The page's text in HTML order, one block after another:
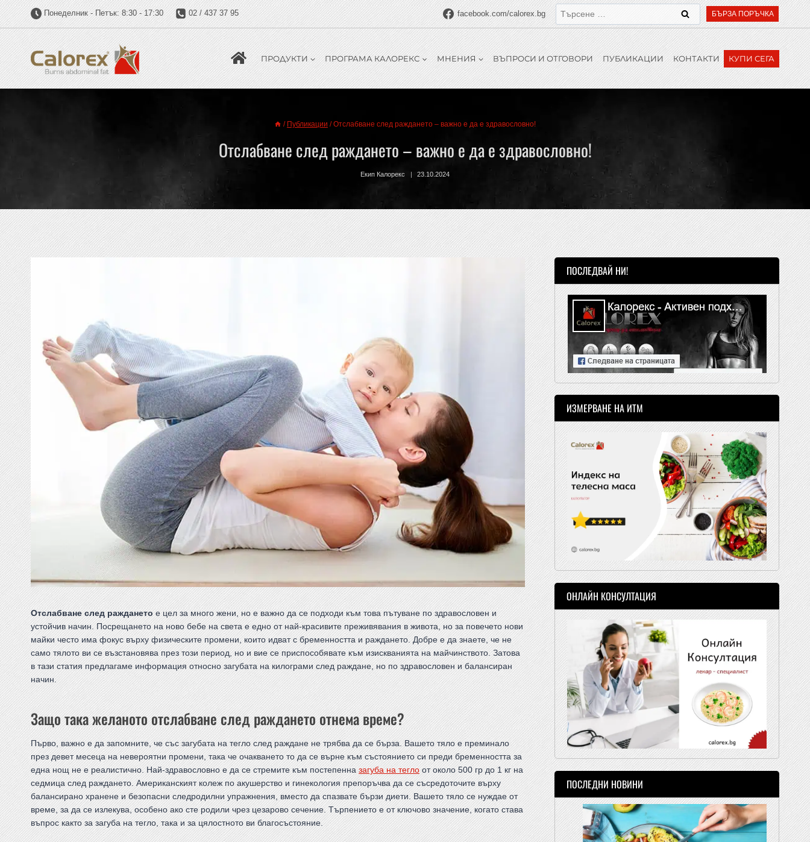
Понеделник - Петък: 8:30 - 17:30 02 / 437 37 95 facebook.com/calorex.bg БЪРЗА ПОРЪЧКА
ПРОДУКТИ ПРОГРАМА КАЛОРЕКС МНЕНИЯ ВЪПРОСИ И ОТГОВОРИ ПУБЛИКАЦИИ КОНТАКТИ КУПИ СЕГА
/ Публикации / Отслабване след раждането – важно е да е здравословно!
Отслабване след раждането – важно е да е здравословно!
Екип Калорекс 23.10.2024
Отслабване след ражданетое цел за много жени, но е важно да се подходи към това пътуване по здравословен и
устойчив начин. Посрещането на ново бебе на света е едно от най-красивите преживявания в живота, но за повечето нови
майки често има фокус върху физическите промени, които идват с бременността и раждането. Добре е да знаете, че не
само тялото ви се възстановява през този период, но и вие се приспособявате към изискванията на майчинството. Затова
в тази статия предлагаме информация относно загубата на килограми след раждане, но по здравословен и балансиран
начин.
Защо така желаното отслабване след раждането отнема време?
Първо, важно е да запомните, че със загубата на тегло след раждане не трябва да се бърза. Вашето тяло е преминало
през девет месеца на невероятни промени, така че очакването то да се върне към състоянието си преди бременността за
една нощ не е реалистично. Най-здравословно е да се стремите към постепенна загуба на теглоот около 500 гр до 1 кг на
седмица след раждането. Американският колеж по акушерство и гинекология препоръчва да се съсредоточите върху
балансирано хранене и безопасни следродилни упражнения, вместо да спазвате бързи диети. Вашето тяло се нуждае от
време, за да се излекува, особено ако сте родили чрез цезарово сечение. Търпението е от ключово значение, когато става
въпрос както за загуба на тегло, така и за цялостното ви благосъстояние.
ПОСЛЕДВАЙ НИ!
ИЗМЕРВАНЕ НА ИТМ
ОНЛАЙН КОНСУЛТАЦИЯ
ПОСЛЕДНИ НОВИНИ